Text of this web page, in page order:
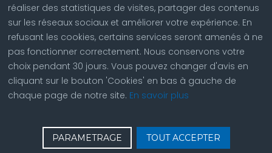
réaliser des statistiques de visites, partager des contenus
sur les réseaux sociaux et améliorer votre expérience. En
refusant les cookies, certains services seront amenés à ne
pas fonctionner correctement. Nous conservons votre
choix pendant 30 jours. Vous pouvez changer d'avis en
cliquant sur le bouton 'Cookies' en bas à gauche de
chaque page de notre site. En savoir plus
PARAMETRAGE TOUT ACCEPTER
Contactez nous | © Copyright 2023 |Plan du site|